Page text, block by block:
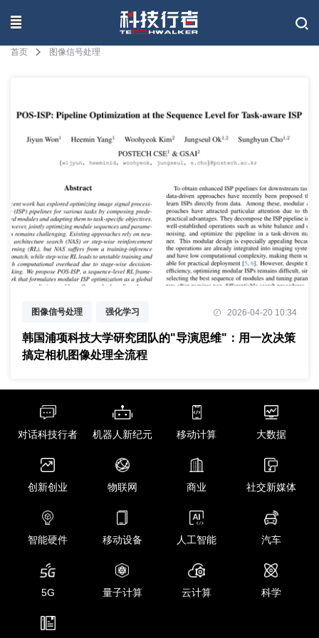
联系我们
首页 图像信号处理
图像信号处理 强化学习
序列级优化
2026-04-20 10:34
韩国浦项科技大学研究团队的"导演思维"：用一次决策
搞定相机图像处理全流程
对话科技行者 机器人新纪元 移动计算 大数据
创新创业 物联网 商业 社交新媒体
智能硬件 移动设备 人工智能 汽车
5G 量子计算 云计算 科学